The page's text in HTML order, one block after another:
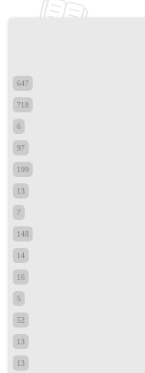
647
718
6
97
199
13
7
148
14
16
5
52
13
13